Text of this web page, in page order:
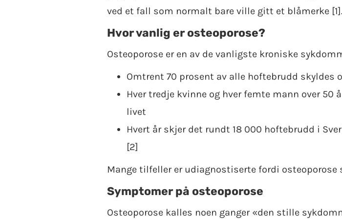
ved et fall som normalt bare ville gitt et blåmerke [1].
Hvor vanlig er osteoporose?
Osteoporose er en av de vanligste kroniske
Omtrent 70 prosent av alle hoftebrudd skyldes
Hver tredje kvinne og hver femte mann over
livet
Hvert år skjer det rundt 18 000 hoftebrudd i
[2]
Mange tilfeller er udiagnostiserte fordi
Symptomer på osteoporose
Osteoporose kalles noen ganger «den stille